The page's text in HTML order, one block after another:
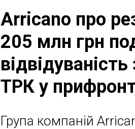
Arricano про
205 млн грн
ТРК у
Група компаній